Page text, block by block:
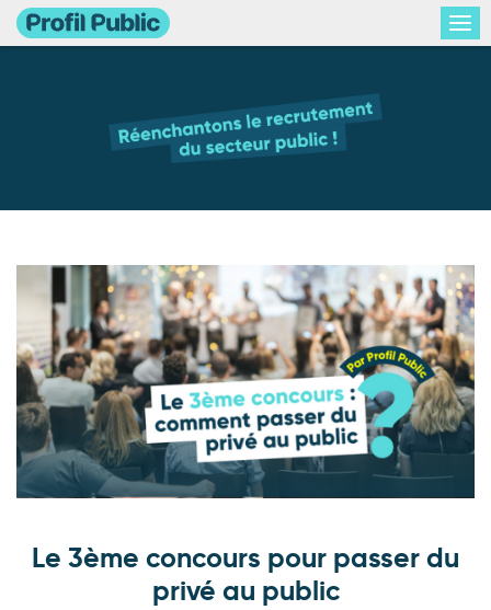
Le 3ème concours pour passer du
privé au public